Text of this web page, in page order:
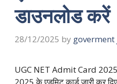
डाउनलोड करें
28/12/2025 by
UGC NET Admit Card 2025:
2025 के एडमिट कार्ड जारी कर